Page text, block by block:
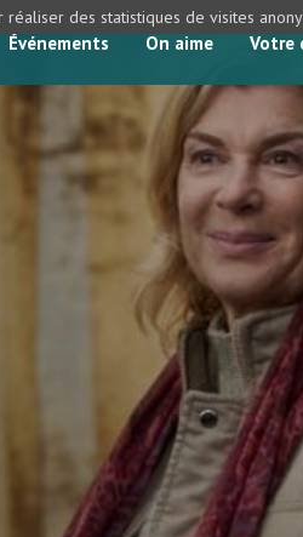
Événements On aime Votre
des statistiques de visites